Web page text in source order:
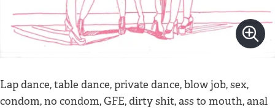
Lap dance, table dance, private dance, blow job, sex,
condom, no condom, GFE, dirty shit, ass to mouth, anal